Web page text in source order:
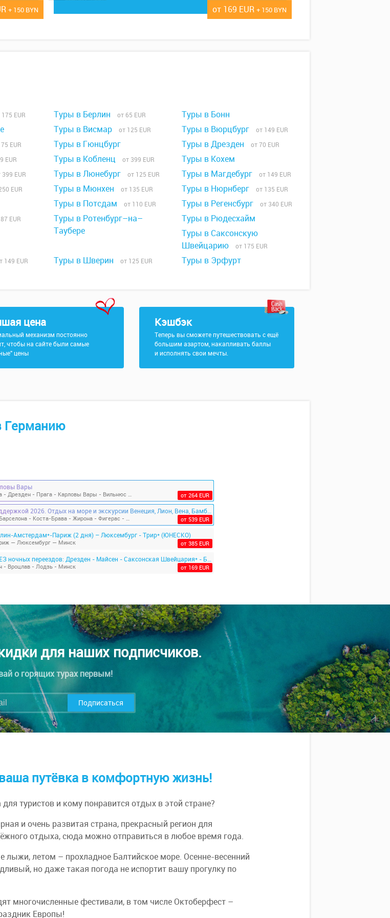
+ 150 BYN от 169 EUR + 150 BYN
EUR Туры в Берлин от 65 EUR
Туры в Бонн
Туры в Висмар от 125 EUR Туры в Вюрцбург от 149 EUR
EUR Туры в Гюнцбург Туры в Дрезден от 70 EUR
EUR Туры в Кобленц от 399 EUR
Туры в Кохем
399 EUR Туры в Люнебург от 125 EUR Туры в Магдебург от 149 EUR
EUR Туры в Мюнхен от 135 EUR Туры в Нюрнберг от 135 EUR
Туры в Потсдам от 110 EUR Туры в Регенсбург от 340 EUR
EUR
Туры в Ротенбург–на–
Таубере
Туры в Рюдесхайм
Туры в Саксонскую
Швейцарию
от 175 EUR
149 EUR Туры в Шверин от 125 EUR Туры в Эрфурт
цена
механизм постоянно
чтобы на сайте были самые
цены
Кэшбэк
Теперь вы сможете путешествовать с ещё
большим азартом, накапливать баллы
и исполнять свои мечты.
Германию
Вары
Минск - Каунас - Вильнюс - Варшава - Дрезден - Прага - Карловы Вары - Вильнюс - Каунас - Минск от 264 EUR
Испания из Минска с визовой поддержкой 2026. Отдых на море и экскурсии Венеция, Лион, Вена, Бамберг
Минск - Вена - Венеция - Калелья - Барселона - Коста-Брава - Жирона - Фигерас - Монсеррат - Лион - Бамберг - Минск от 539 EUR
Амстердам*-Париж (2 дня) – Люксембург - Трир* (ЮНЕСКО)
— Люксембург — Минск от 385 EUR
Шоп тур в Германию и Польшу БЕЗ ночных переездов: Дрезден - Майсен - Саксонская Швейцария* - Баутцен - Вроцлав - Лодзь
- Вроцлав - Лодзь - Минск от 169 EUR
для наших подписчиков.
о горящих турах первым!
Подписаться
путёвка в комфортную жизнь!
туристов и кому понравится отдых в этой стране?
и очень развитая страна, прекрасный регион для
отдыха, сюда можно отправиться в любое время года.
лыжи, летом – прохладное Балтийское море. Осенне-весенний
но даже такая погода не испортит вашу прогулку по
многочисленные фестивали, в том числе Октоберфест –
Европы!